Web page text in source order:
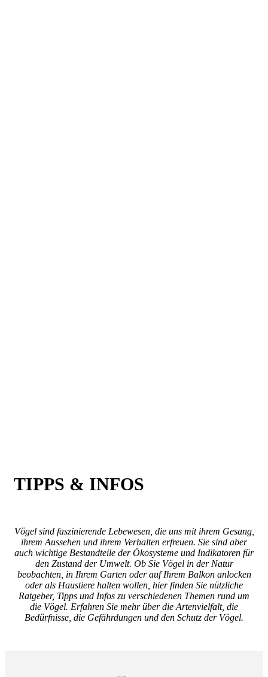
TIPPS & INFOS
Vögel sind faszinierende Lebewesen, die uns mit ihrem Gesang,
ihrem Aussehen und ihrem Verhalten erfreuen. Sie sind aber
auch wichtige Bestandteile der Ökosysteme und Indikatoren für
den Zustand der Umwelt. Ob Sie Vögel in der Natur
beobachten, in Ihrem Garten oder auf Ihrem Balkon anlocken
oder als Haustiere halten wollen, hier finden Sie nützliche
Ratgeber, Tipps und Infos zu verschiedenen Themen rund um
die Vögel. Erfahren Sie mehr über die Artenvielfalt, die
Bedürfnisse, die Gefährdungen und den Schutz der Vögel.